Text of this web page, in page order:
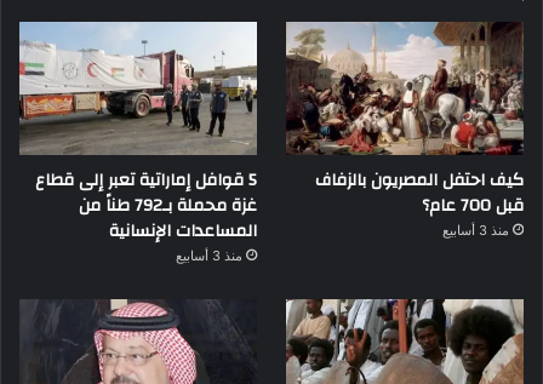
كيف احتفل المصريون بالزفاف
قبل 700 عام؟
منذ 3 أسابيع
5 قوافل إماراتية تعبر إلى قطاع
غزة محملة بـ792 طناً من
المساعدات الإنسانية
منذ 3 أسابيع